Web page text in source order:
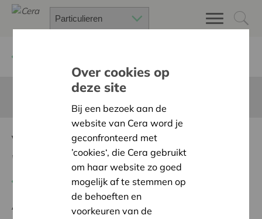
VERBINDEND ZINGEN MET
'CIELO'
Terug naar overzicht
Ambitie: Warme en zorgzame buurten voor iedereen
Over cookies op
deze site
Bij een bezoek aan de
website van Cera word je
geconfronteerd met
’cookies‘, die Cera gebruikt
om haar website zo goed
mogelijk af te stemmen op
de behoeften en
voorkeuren van de